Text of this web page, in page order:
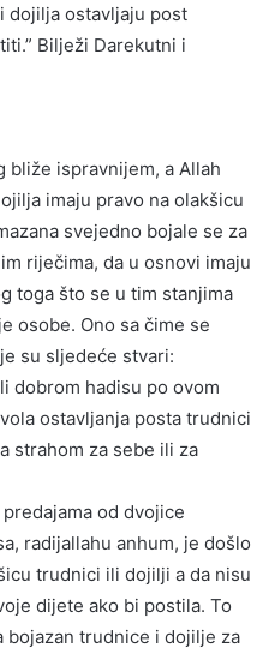
dojilja ostavljaju post
Bilježi Darekutni i
bliže ispravnijem, a Allah
imaju pravo na olakšicu
svejedno bojale se za
riječima, da u osnovi imaju
toga što se u tim stanjima
osobe. Ono sa čime se
su sljedeće stvari:
dobrom hadisu po ovom
ostavljanja posta trudnici
strahom za sebe ili za
od dvojice
radijallahu anhum, je došlo
trudnici ili dojilji a da nisu
dijete ako bi postila. To
bojazan trudnice i dojilje za